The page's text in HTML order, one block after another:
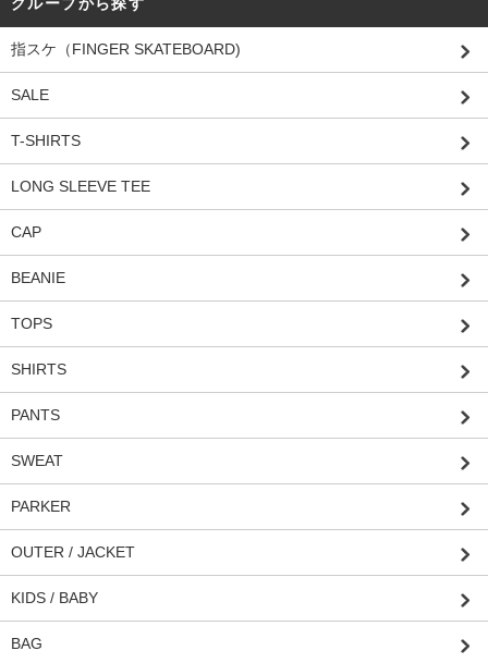
指スケ（FINGER SKATEBOARD)
SALE
T-SHIRTS
LONG SLEEVE TEE
CAP
BEANIE
TOPS
SHIRTS
PANTS
SWEAT
PARKER
OUTER / JACKET
KIDS / BABY
BAG